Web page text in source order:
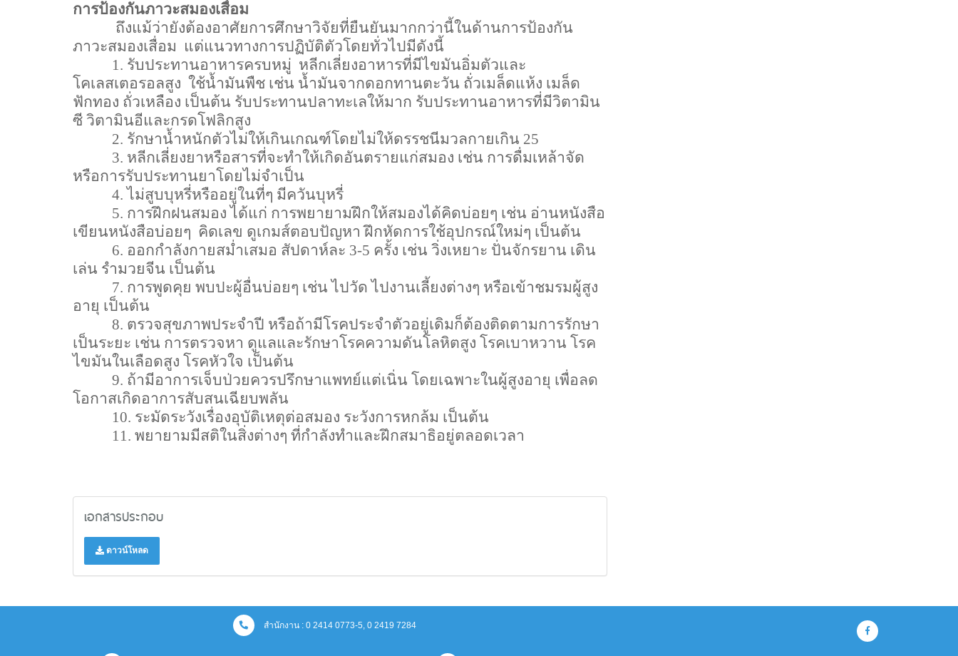
การป้องกันภาวะสมองเสื่อม
ถึงแม้ว่ายังต้องอาศัยการศึกษาวิจัยที่ยืนยันมากกว่านี้ในด้านการป้องกัน
ภาวะสมองเสื่อม แต่แนวทางการปฏิบัติตัวโดยทั่วไปมีดังนี้
1. รับประทานอาหารครบหมู่ หลีกเลี่ยงอาหารที่มีไขมันอิ่มตัวและ
โคเลสเตอรอลสูง ใช้น้ำมันพืช เช่น น้ำมันจากดอกทานตะวัน ถั่วเมล็ดแห้ง เมล็ด
ฟักทอง ถั่วเหลือง เป็นต้น รับประทานปลาทะเลให้มาก รับประทานอาหารที่มีวิตามิน
ซี วิตามินอีและกรดโฟลิกสูง
2. รักษาน้ำหนักตัวไม่ให้เกินเกณฑ์โดยไม่ให้ดรรชนีมวลกายเกิน 25
3. หลีกเลี่ยงยาหรือสารที่จะทำให้เกิดอันตรายแก่สมอง เช่น การดื่มเหล้าจัด
หรือการรับประทานยาโดยไม่จำเป็น
4.ไม่สูบบุหรี่หรืออยู่ในที่ๆ มีควันบุหรี่
5. การฝึกฝนสมอง ได้แก่ การพยายามฝึกให้สมองได้คิดบ่อยๆ เช่น อ่านหนังสือ
เขียนหนังสือบ่อยๆ คิดเลข ดูเกมส์ตอบปัญหา ฝึกหัดการใช้อุปกรณ์ใหม่ๆ เป็นต้น
6. ออกกำลังกายสม่ำเสมอ สัปดาห์ละ 3-5 ครั้ง เช่น วิ่งเหยาะ ปั่นจักรยาน เดิน
เล่น รำมวยจีน เป็นต้น
7. การพูดคุย พบปะผู้อื่นบ่อยๆ เช่น ไปวัด ไปงานเลี้ยงต่างๆ หรือเข้าชมรมผู้สูง
อายุ เป็นต้น
8. ตรวจสุขภาพประจำปี หรือถ้ามีโรคประจำตัวอยู่เดิมก็ต้องติดตามการรักษา
เป็นระยะ เช่น การตรวจหา ดูแลและรักษาโรคความดันโลหิตสูง โรคเบาหวาน โรค
ไขมันในเลือดสูง โรคหัวใจ เป็นต้น
9. ถ้ามีอาการเจ็บป่วยควรปรึกษาแพทย์แต่เนิ่น โดยเฉพาะในผู้สูงอายุ เพื่อลด
โอกาสเกิดอาการสับสนเฉียบพลัน
10. ระมัดระวังเรื่องอุบัติเหตุต่อสมอง ระวังการหกล้ม เป็นต้น
11. พยายามมีสติในสิ่งต่างๆ ที่กำลังทำและฝึกสมาธิอยู่ตลอดเวลา
เอกสารประกอบ
ดาวน์โหลด
สำนักงาน : 0 2414 0773-5, 0 2419 7284